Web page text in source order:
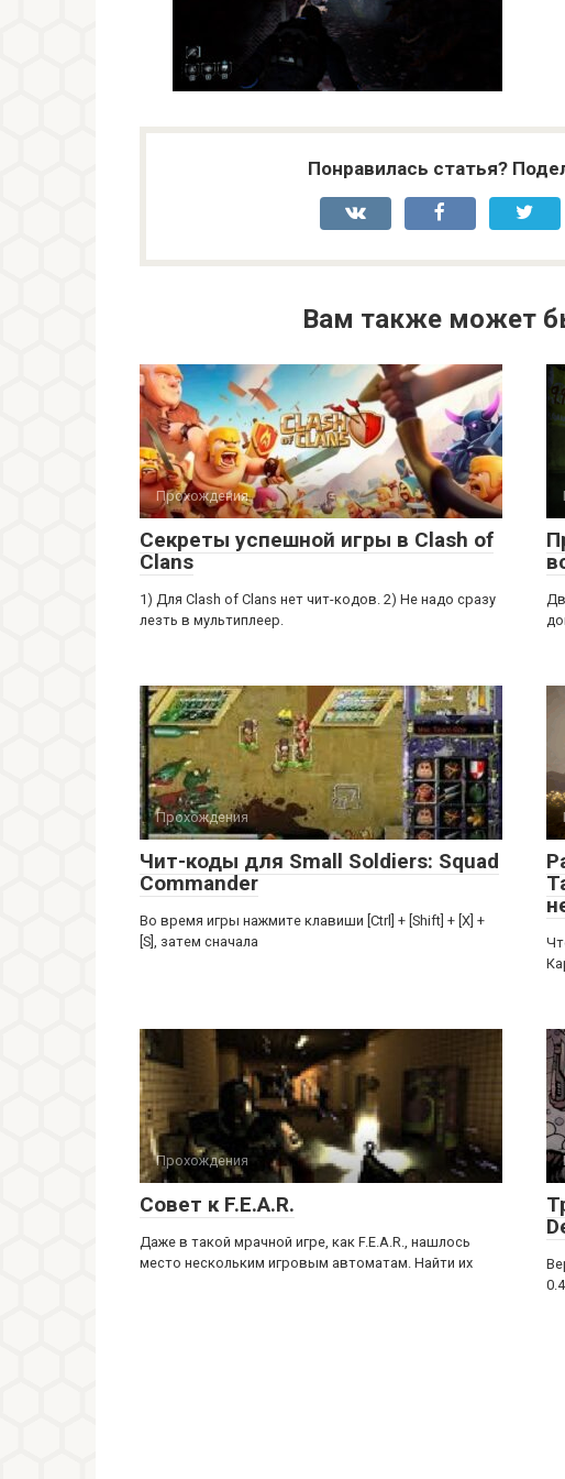
Понравилась статья?
Вам также может
Прохождения
Секреты успешной игры в Clash of
Clans
1) Для Clash of Clans нет чит-кодов. 2) Не надо сразу
лезть в мультиплеер.
Прохождения
Чит-коды для Small Soldiers: Squad
Commander
Во время игры нажмите клавиши [Ctrl] + [Shift] + [X] +
[S], затем сначала
Прохождения
Совет к F.E.A.R.
Даже в такой мрачной игре, как F.E.A.R., нашлось
место нескольким игровым автоматам. Найти их